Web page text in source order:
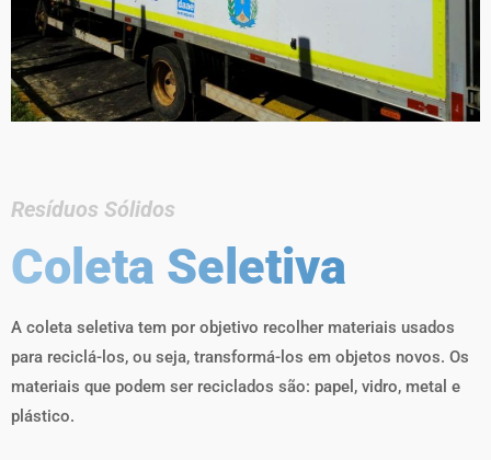
Resíduos Sólidos
Coleta Seletiva
A coleta seletiva tem por objetivo recolher materiais usados
para reciclá-los, ou seja, transformá-los em objetos novos. Os
materiais que podem ser reciclados são: papel, vidro, metal e
plástico.